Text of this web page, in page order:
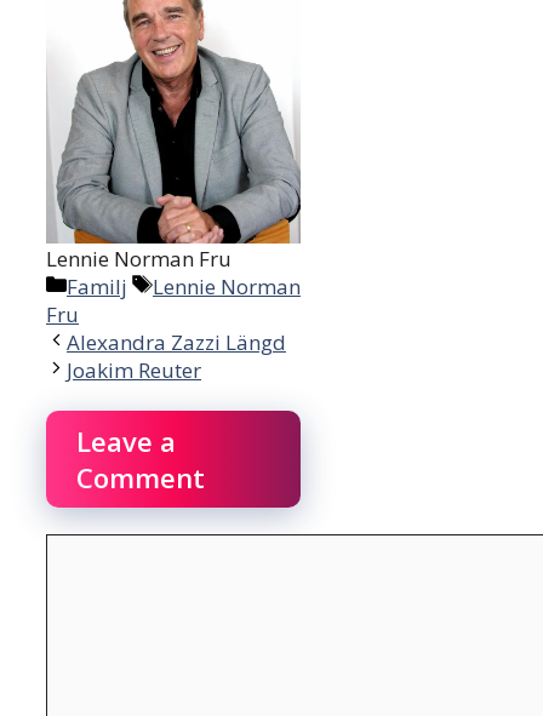
Lennie Norman Fru
Categories
Familj Tags
Lennie Norman
Fru
Alexandra Zazzi Längd
Joakim Reuter
Leave a
Comment